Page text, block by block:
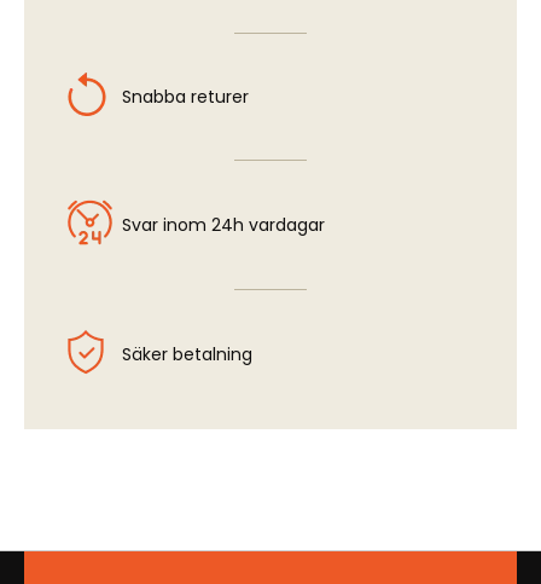
Snabba returer
Svar inom 24h vardagar
Säker betalning